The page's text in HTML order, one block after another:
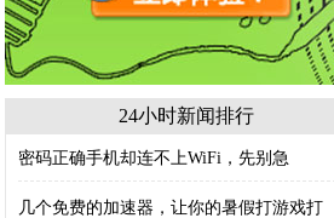
24小时新闻排行
密码正确手机却连不上WiFi，先别急
几个免费的加速器，让你的暑假打游戏打